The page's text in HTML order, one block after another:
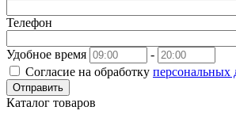
Телефон
Удобное время
-
Согласие на обработку персональных
Отправить
Каталог товаров